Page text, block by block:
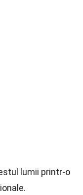
lumii printr-o